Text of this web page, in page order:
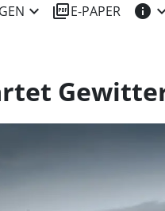
expand_more picture_as_pdfE-PAPER info